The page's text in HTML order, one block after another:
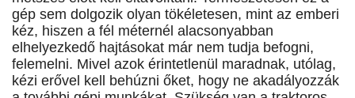
gép sem dolgozik olyan tökéletesen, mint az emberi
kéz, hiszen a fél méternél alacsonyabban
elhelyezkedő hajtásokat már nem tudja befogni,
felemelni. Mivel azok érintetlenül maradnak, utólag,
kézi erővel kell behúzni őket, hogy ne akadályozzák